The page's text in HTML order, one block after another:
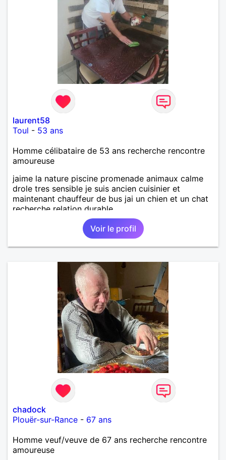
laurent58
Toul - 53 ans
Homme célibataire de 53 ans recherche rencontre
amoureuse
jaime la nature piscine promenade animaux calme
drole tres sensible je suis ancien cuisinier et
maintenant chauffeur de bus jai un chien et un chat
recherche relation durable
Voir le profil
chadock
Plouër-sur-Rance - 67 ans
Homme veuf/veuve de 67 ans recherche rencontre
amoureuse